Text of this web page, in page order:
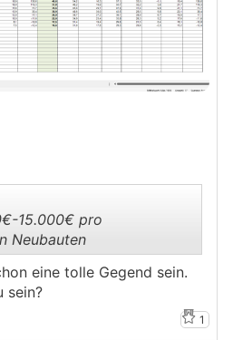
..
15.000€ pro
Neubauten
eine tolle Gegend sein.
sein?
1